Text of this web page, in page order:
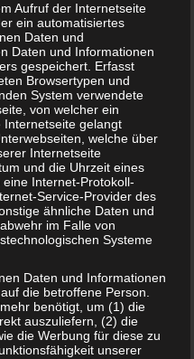
T
e
i
l
e
n
Anfang an dabei. Mir
Spaß Artikel zu
ich mich auf die
Themen.
habt, meldet euch
Aufruf der Internetseite
ein automatisiertes
Daten und
Daten und Informationen
gespeichert. Erfasst
Browsertypen und
System verwendete
von welcher ein
Internetseite gelangt
welche über
Internetseite
und die Uhrzeit eines
Internet-Protokoll-
Service-Provider des
ähnliche Daten und
im Falle von
Systeme
Daten und Informationen
die betroffene Person.
benötigt, um (1) die
auszuliefern, (2) die
die Werbung für diese zu
unserer